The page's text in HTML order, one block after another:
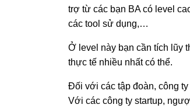
trợ từ các bạn BA có level
các tool sử dụng,…
Ở level này bạn cần tích lũy
thực tế nhiều nhất có thể.
Đối với các tập đoàn, công
Với các công ty startup,